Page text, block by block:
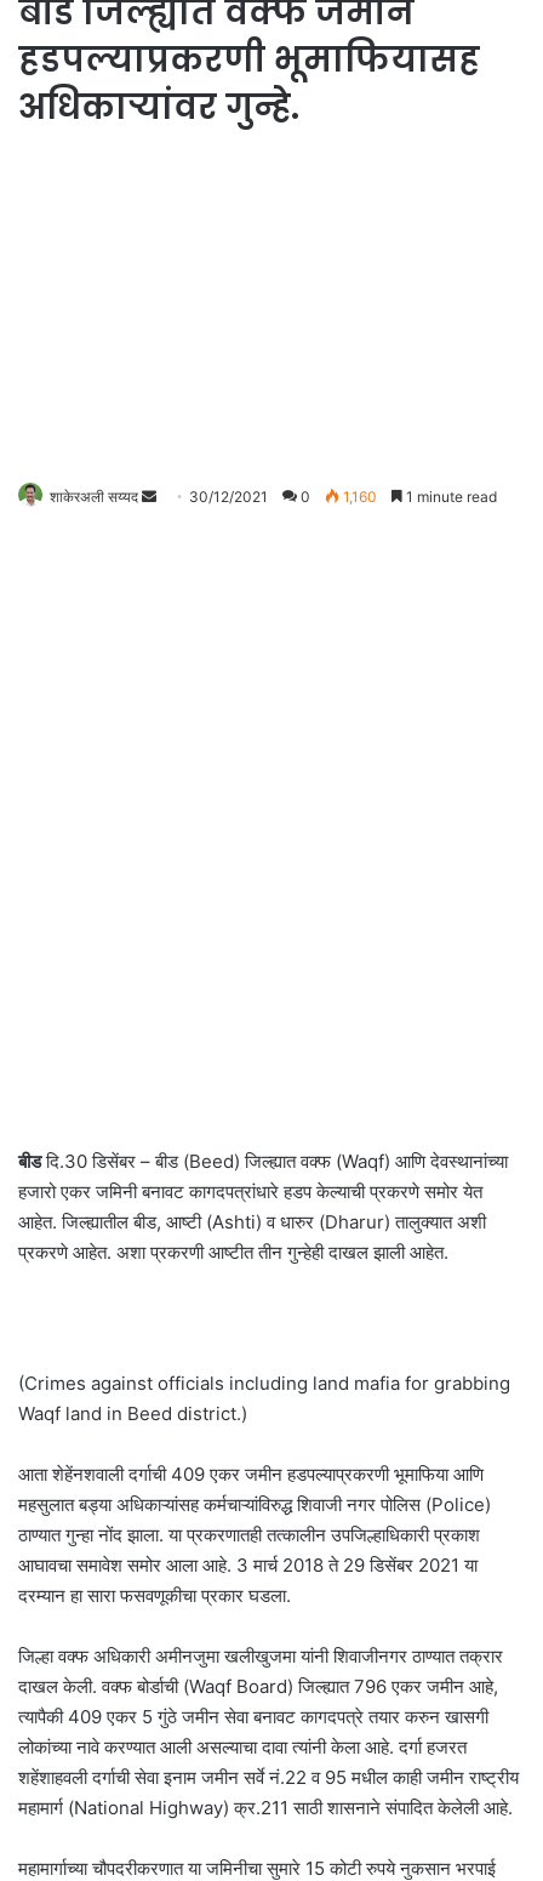
बीड जिल्ह्यात वक्फ जमीन
हडपल्याप्रकरणी भूमाफियासह
अधिकाऱ्यांवर गुन्हे.
शाकेरअली सय्यद 30/12/2021 0 1,160 1 minute read
बीडदि.30 डिसेंबर – बीड (Beed) जिल्ह्यात वक्फ (Waqf) आणि देवस्थानांच्या
हजारो एकर जमिनी बनावट कागदपत्रांधारे हडप केल्याची प्रकरणे समोर येत
आहेत. जिल्ह्यातील बीड, आष्टी (Ashti) व धारुर (Dharur) तालुक्यात अशी
प्रकरणे आहेत. अशा प्रकरणी आष्टीत तीन गुन्हेही दाखल झाली आहेत.
(Crimes against officials including land mafia for grabbing
Waqf land in Beed district.)
आता शेहेंनशवाली दर्गाची 409 एकर जमीन हडपल्याप्रकरणी भूमाफिया आणि
महसुलात बड्या अधिकाऱ्यांसह कर्मचाऱ्यांविरुद्ध शिवाजी नगर पोलिस (Police)
ठाण्यात गुन्हा नोंद झाला. या प्रकरणातही तत्कालीन उपजिल्हाधिकारी प्रकाश
आघावचा समावेश समोर आला आहे. 3 मार्च 2018 ते 29 डिसेंबर 2021 या
दरम्यान हा सारा फसवणूकीचा प्रकार घडला.
जिल्हा वक्फ अधिकारी अमीनजुमा खलीखुजमा यांनी शिवाजीनगर ठाण्यात तक्रार
दाखल केली. वक्फ बोर्डाची (Waqf Board) जिल्ह्यात 796 एकर जमीन आहे,
त्यापैकी 409 एकर 5 गुंठे जमीन सेवा बनावट कागदपत्रे तयार करुन खासगी
लोकांच्या नावे करण्यात आली असल्याचा दावा त्यांनी केला आहे. दर्गा हजरत
शहेंशाहवली दर्गाची सेवा इनाम जमीन सर्वे नं.22 व 95 मधील काही जमीन राष्ट्रीय
महामार्ग (National Highway) क्र.211 साठी शासनाने संपादित केलेली आहे.
महामार्गाच्या चौपदरीकरणात या जमिनीचा सुमारे 15 कोटी रुपये नुकसान भरपाई